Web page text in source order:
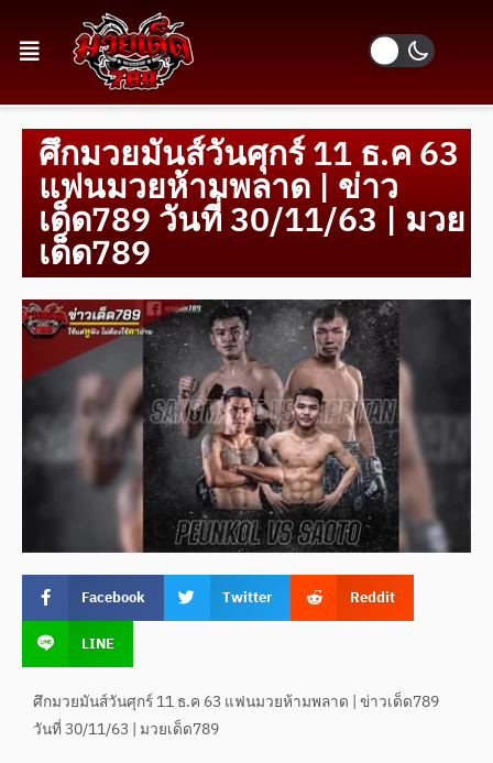
ศึกมวย​มันส์​วัน​ศุกร์​ 11​ ธ.ค ​63​
แฟนมวย​ห้ามพลาด​ | ข่าว
เด็ด789 วันที่ 30/11/63 | มวย
เด็ด789
Facebook Twitter
Reddit
LINE
ศึกมวย​มันส์​วัน​ศุกร์​ 11​ ธ.ค ​63​ แฟนมวย​ห้ามพลาด​ | ข่าวเด็ด789
วันที่ 30/11/63 | มวยเด็ด789